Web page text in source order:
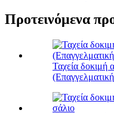
Προτεινόμενα
Ταχεία δοκιμή